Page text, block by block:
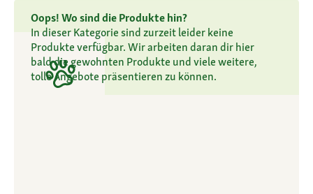
Oops! Wo sind die Produkte hin?
In dieser Kategorie sind zurzeit leider keine
Produkte verfügbar. Wir arbeiten daran dir hier
bald die gewohnten Produkte und viele weitere,
tolle Angebote präsentieren zu können.